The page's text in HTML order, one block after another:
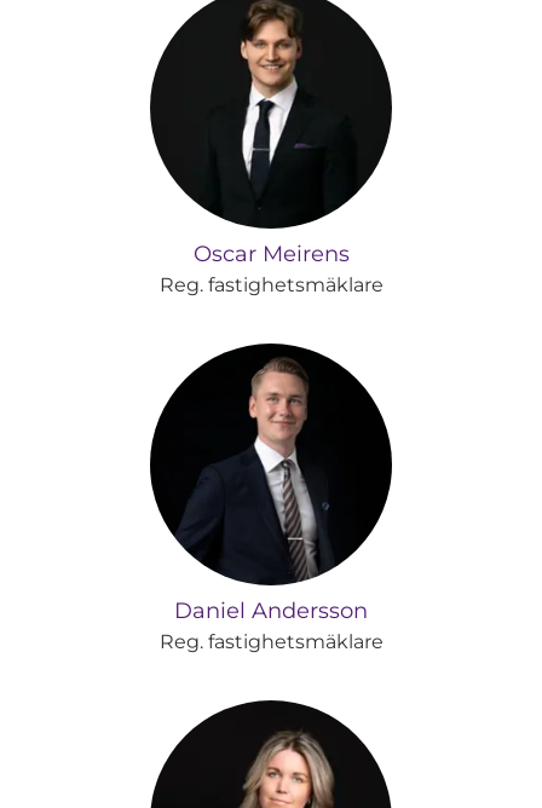
Oscar Meirens
Reg. fastighetsmäklare
Daniel Andersson
Reg. fastighetsmäklare